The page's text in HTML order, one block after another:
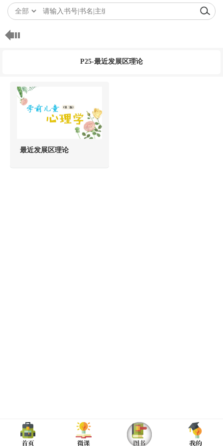
P25-最近发展区理论
最近发展区理论